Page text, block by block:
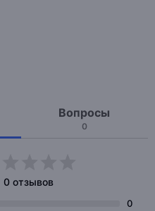
Вопросы
0
0 отзывов
0